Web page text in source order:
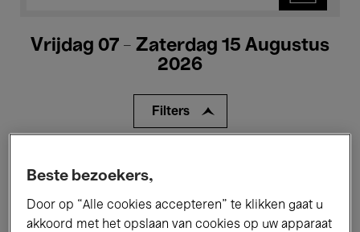
Vrijdag 07 - Zaterdag 15 Augustus
2026
Filters
Tentoonstellingen Films
Beste bezoekers,
Door op “Alle cookies accepteren” te klikken gaat u
akkoord met het opslaan van cookies op uw apparaat